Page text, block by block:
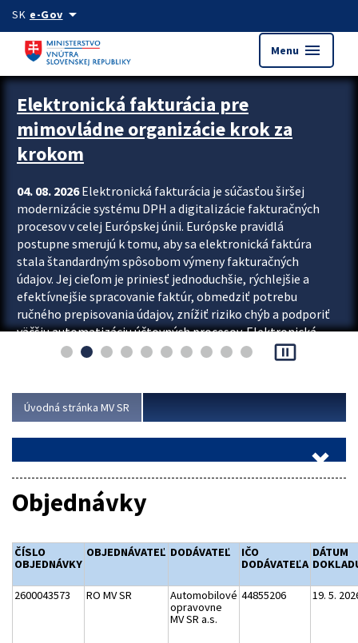
Preskocit na hlavný obsah
SK e-Govarrow_drop_down
Menu menu
Zastavit automatický posun upútavok
Elektronická fakturácia pre
mimovládne organizácie krok za
krokom
04. 08. 2026Elektronická fakturácia je súčasťou širšej
modernizácie systému DPH a digitalizácie fakturačných
procesov v celej Európskej únii. Európske pravidlá
postupne smerujú k tomu, aby sa elektronická faktúra
stala štandardným spôsobom výmeny fakturačných
údajov. Jej cieľom je priniesť jednoduchšie, rýchlejšie a
efektívnejšie spracovanie faktúr, obmedziť potrebu
ručného prepisovania údajov, znížiť riziko chýb a podporiť
väčšiu automatizáciu účtovných procesov. Elektronická
fakturácia preto nepredstavuje...
pause_presentation
Úvodná stránka MV SR
Objednávky
ČÍSLO
OBJEDNÁVKY
OBJEDNÁVATEĽ DODÁVATEĽ
IČO
DODÁVATEĽA
DÁTUM
2600043573 RO MV SR
Automobilové
opravovne
MV SR a.s.
44855206 19. 5.